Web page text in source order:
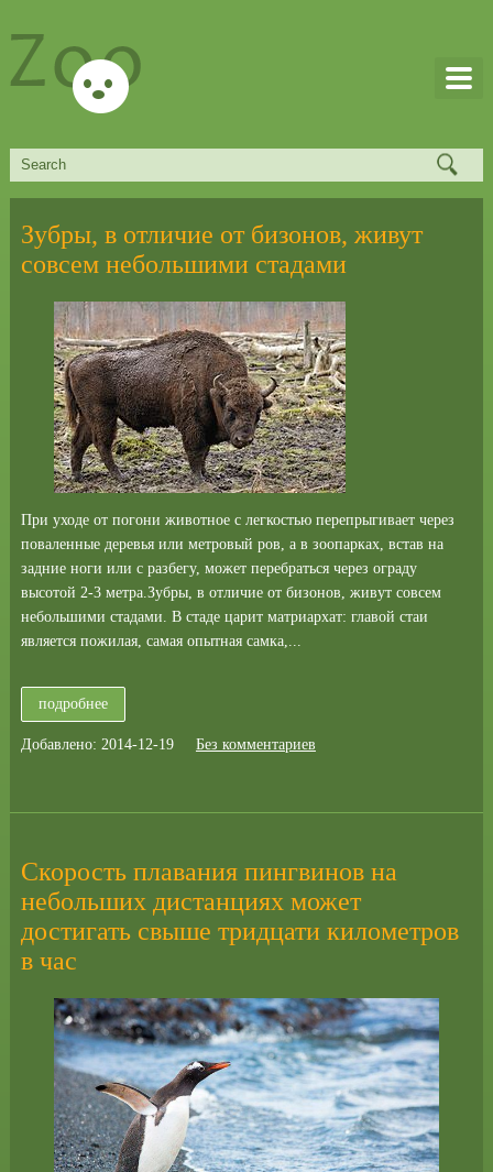
Зубры, в отличие от бизонов, живут
совсем небольшими стадами
При уходе от погони животное с легкостью перепрыгивает через
поваленные деревья или метровый ров, а в зоопарках, встав на
задние ноги или с разбегу, может перебраться через ограду
высотой 2-3 метра.Зубры, в отличие от бизонов, живут совсем
небольшими стадами. В стаде царит матриархат: главой стаи
является пожилая, самая опытная самка,...
подробнее
Добавлено: 2014-12-19 Без комментариев
Скорость плавания пингвинов на
небольших дистанциях может
достигать свыше тридцати километров
в час